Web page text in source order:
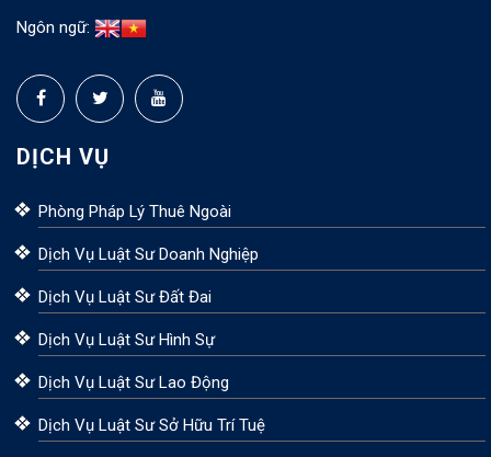
Ngôn ngữ:
DỊCH VỤ
Phòng Pháp Lý Thuê Ngoài
Dịch Vụ Luật Sư Doanh Nghiệp
Dịch Vụ Luật Sư Đất Đai
Dịch Vụ Luật Sư Hình Sự
Dịch Vụ Luật Sư Lao Động
Dịch Vụ Luật Sư Sở Hữu Trí Tuệ